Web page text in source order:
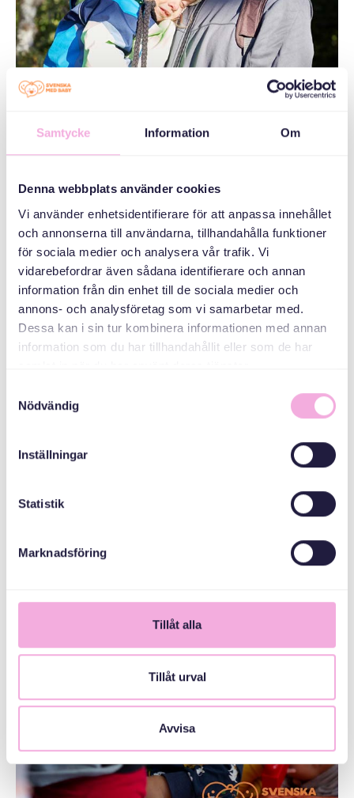
Samtycke Information Om
Denna webbplats använder cookies
Vi använder enhetsidentifierare för att anpassa innehållet
och annonserna till användarna, tillhandahålla funktioner
för sociala medier och analysera vår trafik. Vi
vidarebefordrar även sådana identifierare och annan
information från din enhet till de sociala medier och
annons- och analysföretag som vi samarbetar med.
Dessa kan i sin tur kombinera informationen med annan
information som du har tillhandahållit eller som de har
Nödvändig
Inställningar
Statistik
Marknadsföring
Tillåt alla
Tillåt urval
Avvisa
Årsredovisning 2020
Läs PDF